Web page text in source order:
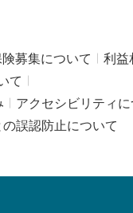
募集について
利益
て
アクセシビリティ
誤認防止について